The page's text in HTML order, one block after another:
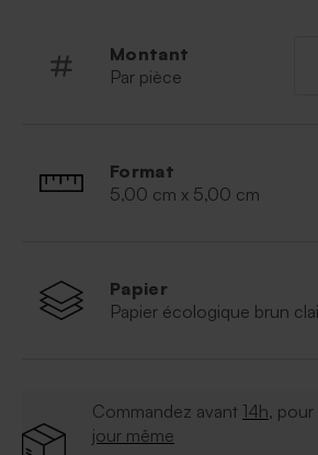
Montant
Par pièce
Format
5,00 cm x 5,00 cm
Papier
Papier écologique brun
Commandez avant 14h,
jour même